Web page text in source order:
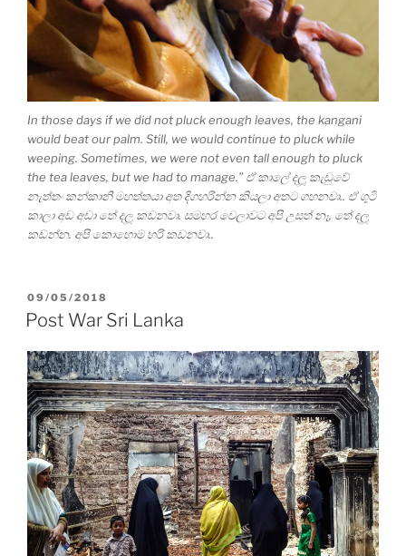
In those days if we did not pluck enough leaves, the kangani
would beat our palm. Still, we would continue to pluck while
weeping. Sometimes, we were not even tall enough to pluck
the tea leaves, but we had to manage.” ඒ කාලේ දලූ කැඩුවේ
නැත්තං කන්කානි මහත්තයා අත දිගහරින්න කියලා අතට ගහනවා.. ඒ ගුටි
කාලා අඩ අඩා තේ දලූ කඩනවා. සමහර වෙලාවට අපි උසත් නෑ, තේ දලූ
කඩන්න. අපි කොහොම හරි කඩනවා..
POSTED
ON
09/05/2018
Post War Sri Lanka